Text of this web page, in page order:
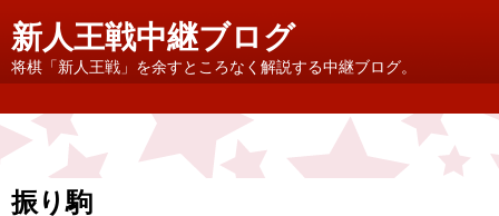
新人王戦中継ブログ
将棋「新人王戦」を余すところなく解説する中継ブログ。
振り駒